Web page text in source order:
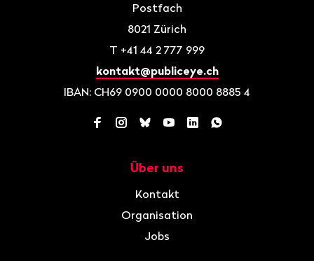
Postfach
8021 Zürich
T +41 44 2 777 999
kontakt@publiceye.ch
IBAN: CH69 0900 0000 8000 8885 4
Facebook
Instagram
BlueskyYouTube
LinkedInWhatsApp
Über uns
Kontakt
Organisation
Jobs